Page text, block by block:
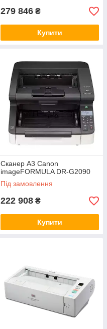
279 846 ₴
Купити
Сканер А3 Canon
imageFORMULA DR-G2090
Під замовлення
222 908 ₴
Купити